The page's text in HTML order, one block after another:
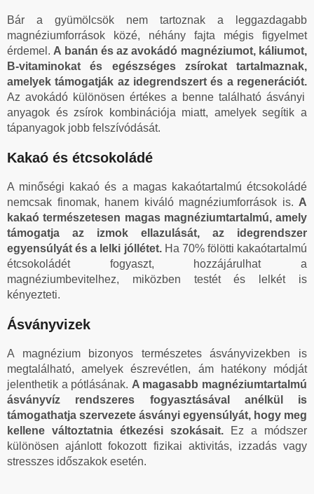
Bár a gyümölcsök nem tartoznak a leggazdagabb
magnéziumforrások közé, néhány fajta mégis figyelmet
érdemel. A banán és az avokádó magnéziumot, káliumot,
B-vitaminokat és egészséges zsírokat tartalmaznak,
amelyek támogatják az idegrendszert és a regenerációt.
Az avokádó különösen értékes a benne található ásványi
anyagok és zsírok kombinációja miatt, amelyek segítik a
tápanyagok jobb felszívódását.
Kakaó és étcsokoládé
A minőségi kakaó és a magas kakaótartalmú étcsokoládé
nemcsak finomak, hanem kiváló magnéziumforrások is. A
kakaó természetesen magas magnéziumtartalmú, amely
támogatja az izmok ellazulását, az idegrendszer
egyensúlyát és a lelki jóllétet. Ha 70% fölötti kakaótartalmú
étcsokoládét fogyaszt, hozzájárulhat a
magnéziumbevitelhez, miközben testét és lelkét is
kényezteti.
Ásványvizek
A magnézium bizonyos természetes ásványvizekben is
megtalálható, amelyek észrevétlen, ám hatékony módját
jelenthetik a pótlásának. A magasabb magnéziumtartalmú
ásványvíz rendszeres fogyasztásával anélkül is
támogathatja szervezete ásványi egyensúlyát, hogy meg
kellene változtatnia étkezési szokásait.
Ez a módszer
különösen ajánlott fokozott fizikai aktivitás, izzadás vagy
stresszes időszakok esetén.